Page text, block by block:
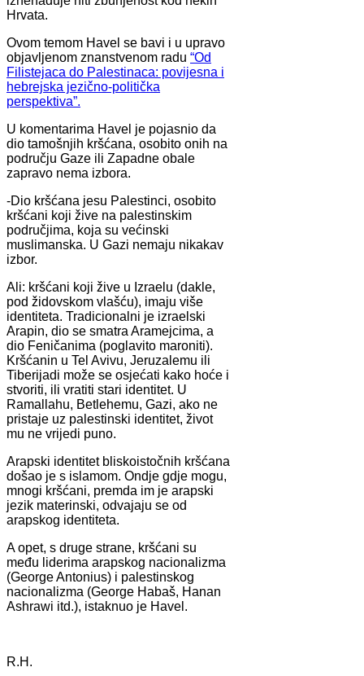
Hrvata.
Ovom temom Havel se bavi i u upravo
objavljenom znanstvenom radu “Od
Filistejaca do Palestinaca: povijesna i
hebrejska jezično-politička
perspektiva”.
U komentarima Havel je pojasnio da
dio tamošnjih kršćana, osobito onih na
području Gaze ili Zapadne obale
zapravo nema izbora.
-Dio kršćana jesu Palestinci, osobito
kršćani koji žive na palestinskim
područjima, koja su većinski
muslimanska. U Gazi nemaju nikakav
izbor.
Ali: kršćani koji žive u Izraelu (dakle,
pod židovskom vlašću), imaju više
identiteta. Tradicionalni je izraelski
Arapin, dio se smatra Aramejcima, a
dio Feničanima (poglavito maroniti).
Kršćanin u Tel Avivu, Jeruzalemu ili
Tiberijadi može se osjećati kako hoće i
stvoriti, ili vratiti stari identitet. U
Ramallahu, Betlehemu, Gazi, ako ne
pristaje uz palestinski identitet, život
mu ne vrijedi puno.
Arapski identitet bliskoistočnih kršćana
došao je s islamom. Ondje gdje mogu,
mnogi kršćani, premda im je arapski
jezik materinski, odvajaju se od
arapskog identiteta.
A opet, s druge strane, kršćani su
među liderima arapskog nacionalizma
(George Antonius) i palestinskog
nacionalizma (George Habaš, Hanan
Ashrawi itd.), istaknuo je Havel.
R.H.